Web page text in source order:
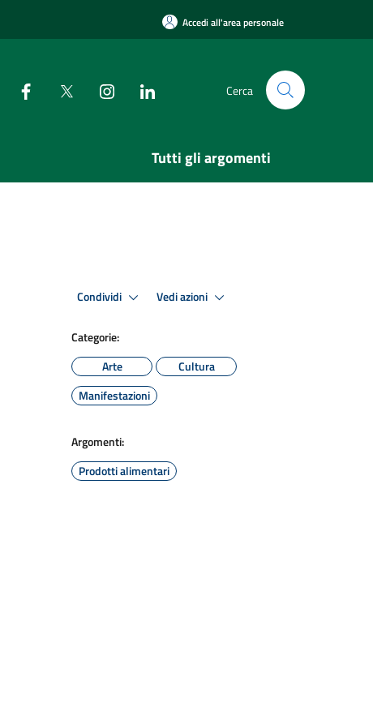
Accedi all'area personale
Cerca
Tutti gli argomenti
Condividi Vedi azioni
Categorie:
Arte
Cultura
Manifestazioni
Argomenti:
Prodotti alimentari